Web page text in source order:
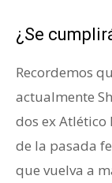
¿Se
Recordemos
actualmente
dos ex Atlético
de la pasada
que vuelva a